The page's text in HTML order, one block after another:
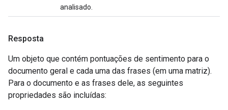
analisado.
Resposta
Um objeto que contém pontuações de sentimento para o
documento geral e cada uma das frases (em uma matriz).
Para o documento e as frases dele, as seguintes
propriedades são incluídas: